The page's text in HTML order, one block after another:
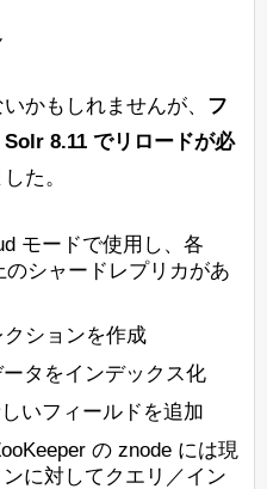
ますが、Solrは問題
Java 11 Hotspotに変
unrecognised」
表示されますが、コ
れません。
れ、内容も記録され
、OpenJDK
使用した場合で
作かどうかについて
でしょうか？
2>/solr,
が必要で
。また、いくつかの
もあります。
コーディングし、
を使用すると、
のqTimeが約1000か
し、このアプリケー
ません。
のリンクです。どこ
のかを見つけること
れらの関数が非常に
ことはわかっていま
も、Search
す、
かもしれませんが、 フ
8.11 でリロードが必
た。
モードで使用し、各
シャードレプリカがあ
ションを作成
タをインデックス化
いフィールドを追加
の znode には現
に対してクエリ／イン